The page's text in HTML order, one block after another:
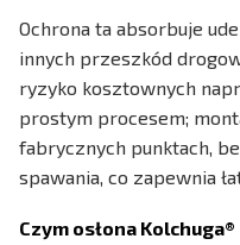
Ochrona ta absorbuje
innych przeszkód
ryzyko kosztownych
prostym procesem;
fabrycznych punktach,
spawania, co zapewnia
Czym osłona